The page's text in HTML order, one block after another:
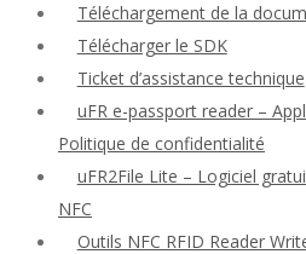
Téléchargement de la
Télécharger le SDK
Ticket d’assistance technique
uFR e-passport reader –
Politique de confidentialité
uFR2File Lite – Logiciel
NFC
Outils NFC RFID Reader